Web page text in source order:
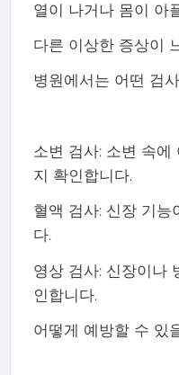
열이 나거나 몸이 아
다른 이상한 증상이
병원에서는 어떤 검
소변 검사: 소변 속
지 확인합니다.
혈액 검사: 신장 기능
다.
영상 검사: 신장이나
인합니다.
어떻게 예방할 수 있